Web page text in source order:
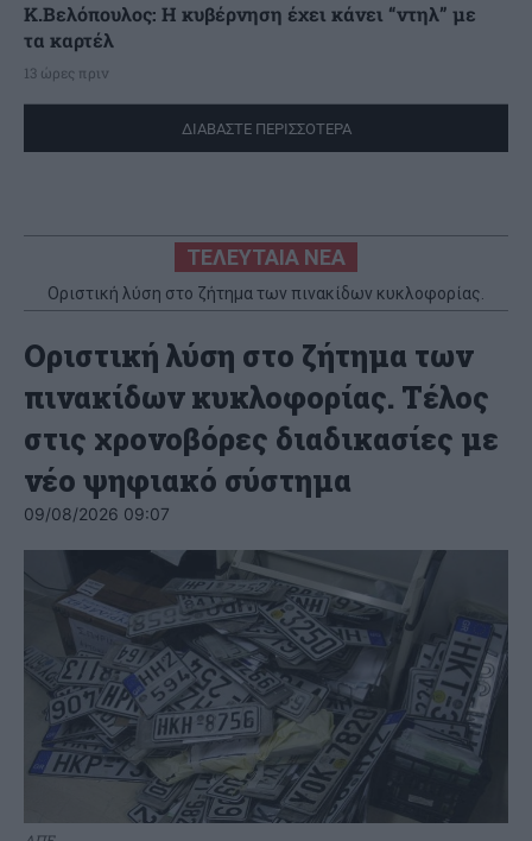
Κ.Βελόπουλος: Η κυβέρνηση έχει κάνει “ντηλ” με
τα καρτέλ
13 ώρες πριν
ΔΙΑΒΑΣΤΕ ΠΕΡΙΣΣΟΤΕΡΑ